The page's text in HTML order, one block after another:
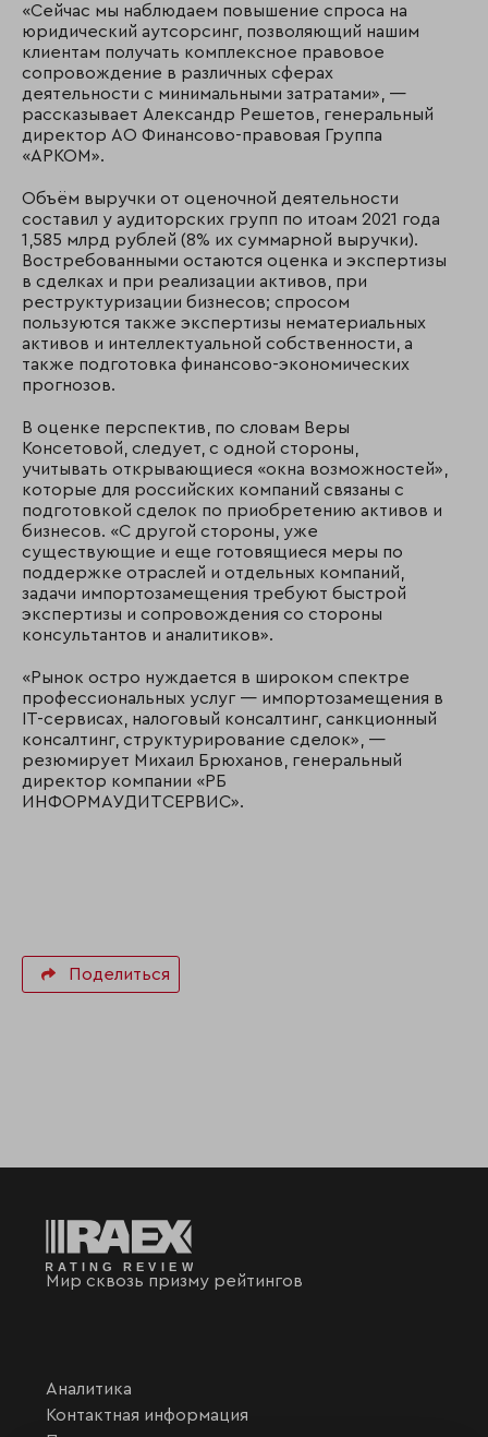
«Сейчас мы наблюдаем повышение спроса на
юридический аутсорсинг, позволяющий нашим
клиентам получать комплексное правовое
сопровождение в различных сферах
деятельности с минимальными затратами», —
рассказывает Александр Решетов, генеральный
директор АО Финансово-правовая Группа
«АРКОМ».
Объём выручки от оценочной деятельности
составил у аудиторских групп по итоам 2021 года
1,585 млрд рублей (8% их суммарной выручки).
Востребованными остаются оценка и экспертизы
в сделках и при реализации активов, при
реструктуризации бизнесов; спросом
пользуются также экспертизы нематериальных
активов и интеллектуальной собственности, а
также подготовка финансово-экономических
прогнозов.
В оценке перспектив, по словам Веры
Консетовой, следует, с одной стороны,
учитывать открывающиеся «окна возможностей»,
которые для российских компаний связаны с
подготовкой сделок по приобретению активов и
бизнесов. «С другой стороны, уже
существующие и еще готовящиеся меры по
поддержке отраслей и отдельных компаний,
задачи импортозамещения требуют быстрой
экспертизы и сопровождения со стороны
консультантов и аналитиков».
«Рынок остро нуждается в широком спектре
профессиональных услуг — импортозамещения в
IT-сервисах, налоговый консалтинг, санкционный
консалтинг, структурирование сделок», —
резюмирует Михаил Брюханов, генеральный
директор компании «РБ
ИНФОРМАУДИТСЕРВИС».
Поделиться
Мир сквозь призму рейтингов
Аналитика
Контактная информация